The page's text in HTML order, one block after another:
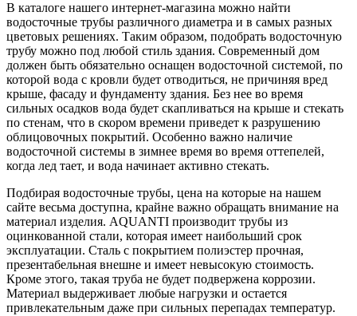
В каталоге нашего интернет-магазина можно найти
водосточные трубы различного диаметра и в самых разных
цветовых решениях. Таким образом, подобрать водосточную
трубу можно под любой стиль здания. Современный дом
должен быть обязательно оснащен водосточной системой, по
которой вода с кровли будет отводиться, не причиняя вред
крыше, фасаду и фундаменту здания. Без нее во время
сильных осадков вода будет скапливаться на крыше и стекать
по стенам, что в скором времени приведет к разрушению
облицовочных покрытий. Особенно важно наличие
водосточной системы в зимнее время во время оттепелей,
когда лед тает, и вода начинает активно стекать.
Подбирая водосточные трубы, цена на которые на нашем
сайте весьма доступна, крайне важно обращать внимание на
материал изделия. AQUANTI производит трубы из
оцинкованной стали, которая имеет наибольший срок
эксплуатации. Сталь с покрытием полиэстер прочная,
презентабельная внешне и имеет невысокую стоимость.
Кроме этого, такая труба не будет подвержена коррозии.
Материал выдерживает любые нагрузки и остается
привлекательным даже при сильных перепадах температур.